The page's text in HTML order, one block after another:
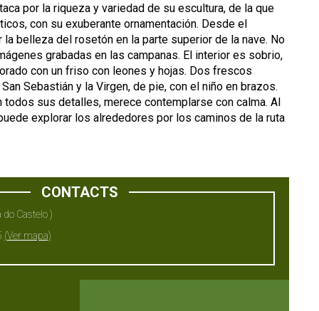
por la riqueza y variedad de su escultura, de la que
con su exuberante ornamentación. Desde el
la belleza del rosetón en la parte superior de la nave. No
grabadas en las campanas. El interior es sobrio,
con un friso con leones y hojas. Dos frescos
Sebastián y la Virgen, de pie, con el niño en brazos.
todos sus detalles, merece contemplarse con calma. Al
explorar los alrededores por los caminos de la ruta
CONTACTS
Castelo )
(Ver mapa)